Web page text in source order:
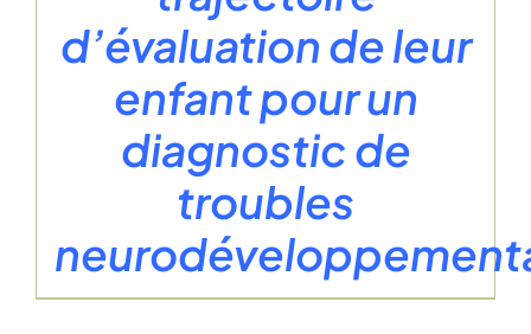
d’évaluation de leur
enfant pour un
diagnostic de
troubles